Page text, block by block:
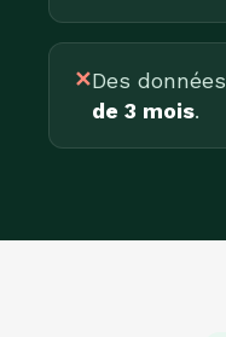
✕Des données
de 3 mois.